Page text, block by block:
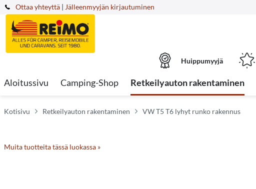
Ottaa yhteyttä | Jälleenmyyjän kirjautuminen
Huippumyyjä
Aloitussivu Camping-Shop Retkeilyauton rakentaminen
Kotisivu Retkeilyauton rakentaminen VW T5 T6 lyhyt runko rakennus
Muita tuotteita tässä luokassa »